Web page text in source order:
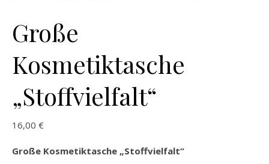
Große
Kosmetiktasche
„Stoffvielfalt“
16,00 €
Große Kosmetiktasche „Stoffvielfalt“